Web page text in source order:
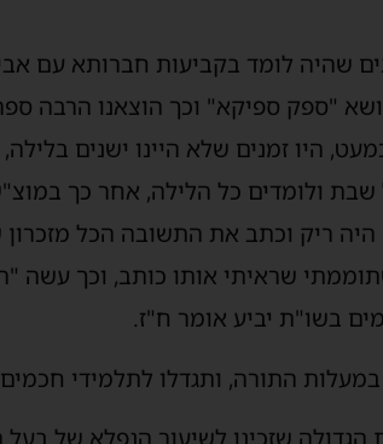
שהיה לומד בקביעות חברותא עם
"ספק ספיקא" וכך הוצאנו הרבה
היו זמנים שלא היינו ישנים
שבת ולומדים כל הלילה, אחר כך
היה ריק וכתב את התשובה הכל
שראיתי אותו כותב, וכך
בשו"ת יביע אומר ח"ז.
התורה, ותגדלו לתלמידי